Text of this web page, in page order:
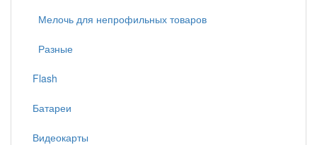
Мелочь для непрофильных товаров
Разные
Flash
Батареи
Видеокарты